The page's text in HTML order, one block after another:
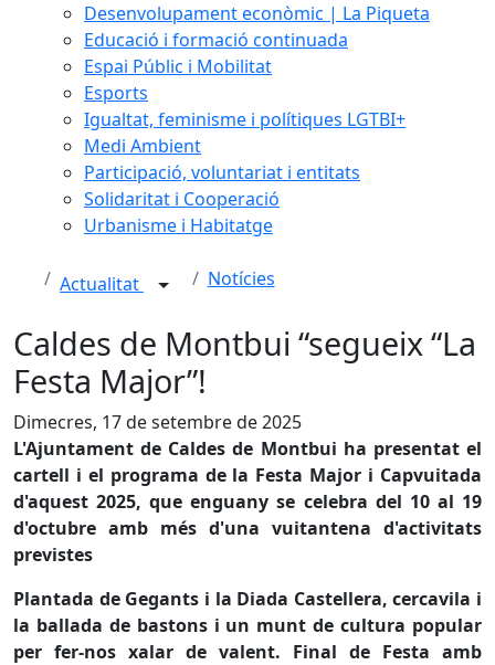
Desenvolupament econòmic | La Piqueta
Educació i formació continuada
Espai Públic i Mobilitat
Esports
Igualtat, feminisme i polítiques LGTBI+
Medi Ambient
Participació, voluntariat i entitats
Solidaritat i Cooperació
Urbanisme i Habitatge
Actualitat Notícies
Caldes de Montbui “segueix “La
Festa Major”!
Dimecres, 17 de setembre de 2025
L'Ajuntament de Caldes de Montbui ha presentat el
cartell i el programa de la Festa Major i Capvuitada
d'aquest 2025, que enguany se celebra del 10 al 19
d'octubre amb més d'una vuitantena d'activitats
previstes
Plantada de Gegants i la Diada Castellera, cercavila i
la ballada de bastons i un munt de cultura popular
per fer-nos xalar de valent. Final de Festa amb